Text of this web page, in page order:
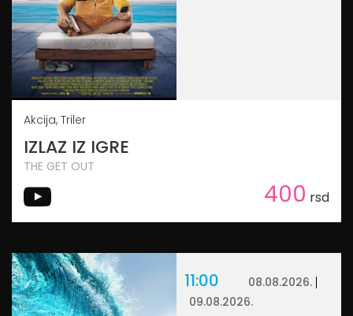
Akcija, Triler
IZLAZ IZ IGRE
THE GET OUT
400 rsd
11:00
08.08.2026.
09.08.2026.